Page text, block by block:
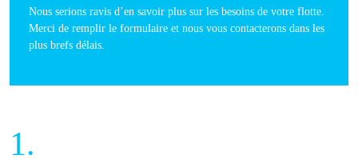
1.
Nous serions ravis d’en savoir plus sur les besoins de votre flotte.
Merci de remplir le formulaire et nous vous contacterons dans les
plus brefs délais.